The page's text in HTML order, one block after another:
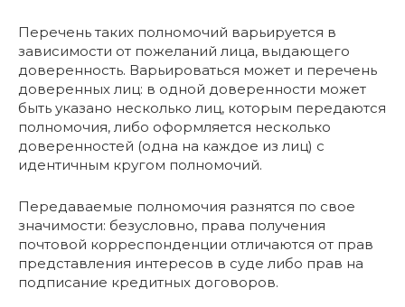
Перечень таких полномочий варьируется в
зависимости от пожеланий лица, выдающего
доверенность. Варьироваться может и перечень
доверенных лиц: в одной доверенности может
быть указано несколько лиц, которым передаются
полномочия, либо оформляется несколько
доверенностей (одна на каждое из лиц) с
идентичным кругом полномочий.
Передаваемые полномочия разнятся по свое
значимости: безусловно, права получения
почтовой корреспонденции отличаются от прав
представления интересов в суде либо прав на
подписание кредитных договоров.